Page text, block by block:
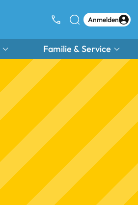
Anmelden
Familie & Service